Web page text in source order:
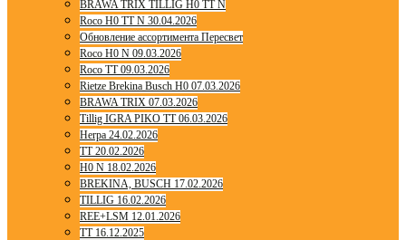
BRAWA TRIX TILLIG H0 TT N
Roco H0 TT N 30.04.2026
Обновление ассортимента Пересвет
Roco H0 N 09.03.2026
Roco TT 09.03.2026
Rietze Brekina Busch H0 07.03.2026
BRAWA TRIX 07.03.2026
Tillig IGRA PIKO TT 06.03.2026
Herpa 24.02.2026
TT 20.02.2026
H0 N 18.02.2026
BREKINA, BUSCH 17.02.2026
TILLIG 16.02.2026
REE+LSM 12.01.2026
TT 16.12.2025